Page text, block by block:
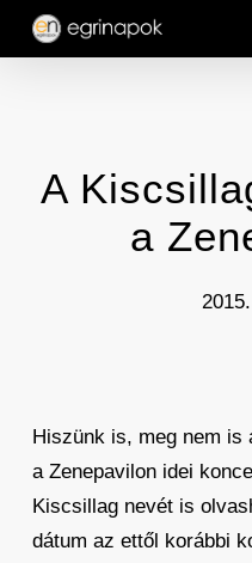
Skip
A
a
Hiszünk is, meg nem is
a Zenepavilon idei
Kiscsillag nevét is
dátum az ettől korábbi